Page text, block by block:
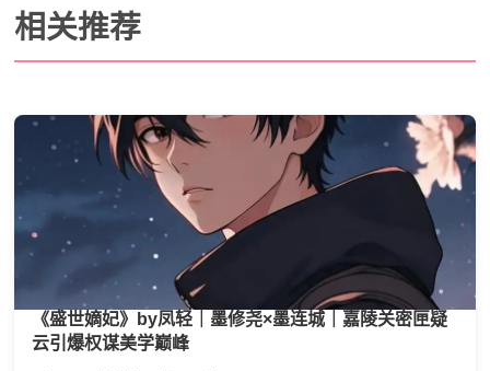
相关推荐
《盛世嫡妃》by凤轻｜墨修尧×墨连城｜嘉陵关密匣疑
云引爆权谋美学巅峰